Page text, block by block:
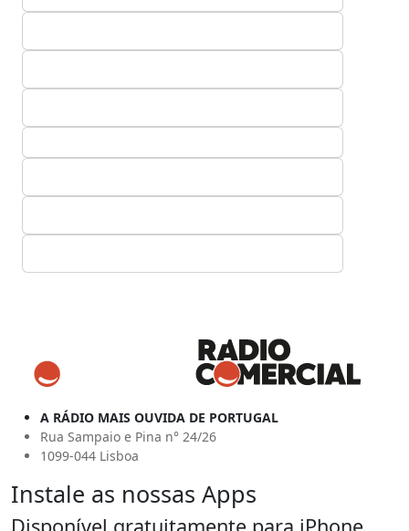
A RÁDIO MAIS OUVIDA DE PORTUGAL
Rua Sampaio e Pina n° 24/26
1099-044 Lisboa
Instale as nossas Apps